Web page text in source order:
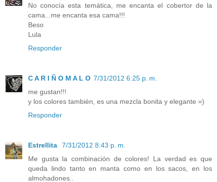
No conocía esta temática, me encanta el cobertor de la
cama...me encanta esa cama!!!
Beso
Lula
Responder
C A R I Ñ O M A L O 7/31/2012 6:25 p. m.
me gustan!!!
y los colores también, es una mezcla bonita y elegante =)
Responder
Estrellita
7/31/2012 8:43 p. m.
Me gusta la combinación de colores! La verdad es que
queda lindo tanto en manta como en los sacos, en los
almohadones..